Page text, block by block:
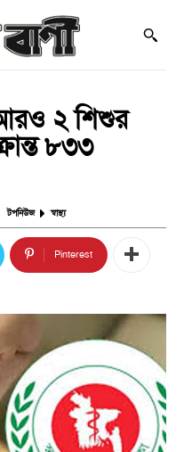
২ শিশুর
৮৩৩
টপনিউজ স্বাস্থ্য
Pinterest